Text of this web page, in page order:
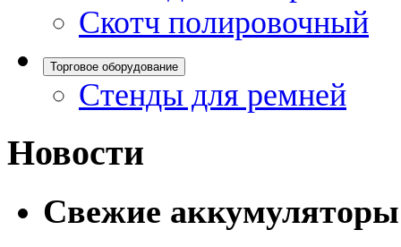
Скотч полировочный
Торговое оборудование
Стенды для ремней
Новости
Свежие